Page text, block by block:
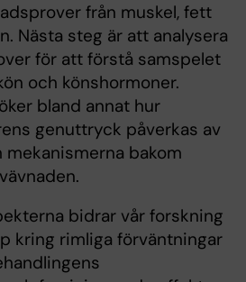
från muskel, fett
Nästa steg är att analysera
för att förstå samspelet
och könshormoner.
bland annat hur
genuttryck påverkas av
bakom
bidrar vår forskning
kring rimliga förväntningar